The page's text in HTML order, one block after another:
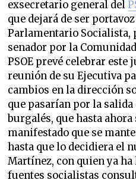
exsecretario general del
que dejará de ser
Parlamentario Socialista,
senador por la
PSOE prevé celebrar este
reunión de su Ejecutiva
cambios en la dirección
que pasarían por la
burgalés, que hasta
manifestado que se
hasta que lo decidiera el
Martínez, con quien ya
fuentes socialistas